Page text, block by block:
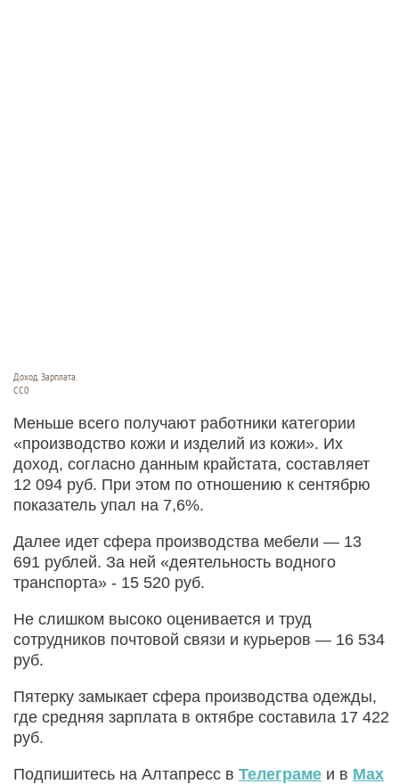
Доход. Зарплата.
СС0
Меньше всего получают работники категории
«производство кожи и изделий из кожи». Их
доход, согласно данным крайстата, составляет
12 094 руб. При этом по отношению к сентябрю
показатель упал на 7,6%.
Далее идет сфера производства мебели — 13
691 рублей. За ней «деятельность водного
транспорта» - 15 520 руб.
Не слишком высоко оценивается и труд
сотрудников почтовой связи и курьеров — 16 534
руб.
Пятерку замыкает сфера производства одежды,
где средняя зарплата в октябре составила 17 422
руб.
Подпишитесь на Алтапресс в Телеграме и в Max